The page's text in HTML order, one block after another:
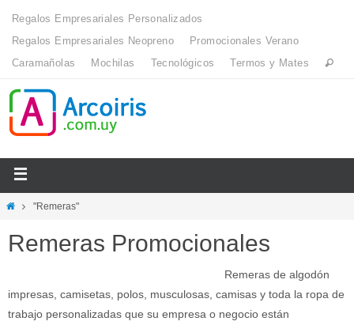
Regalos Empresariales Personalizados
Regalos Empresariales Neopreno
Promocionales Verano
Caramañolas
Mochilas Tecnológicos Termos y Mates
"Remeras"
Remeras Promocionales
Remeras de algodón
impresas, camisetas, polos, musculosas, camisas y toda la ropa de
trabajo personalizadas que su empresa o negocio están